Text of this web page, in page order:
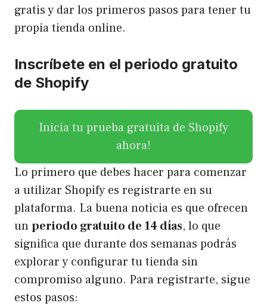
gratis y dar los primeros pasos para tener tu
propia tienda online.
Inscríbete en el periodo gratuito
de Shopify
Inicia tu prueba gratuita de Shopify
ahora!
Lo primero que debes hacer para comenzar
a utilizar Shopify es registrarte en su
plataforma. La buena noticia es que ofrecen
unperiodo gratuito de 14 días, lo que
significa que durante dos semanas podrás
explorar y configurar tu tienda sin
compromiso alguno. Para registrarte, sigue
estos pasos: